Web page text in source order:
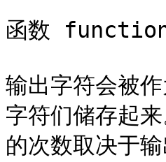
函数
输出字符会被
字符们储存起
的次数取决于